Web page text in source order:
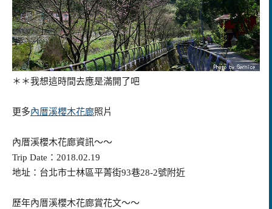
＊＊我想這時間去應是滿開了吧
更多內厝溪櫻木花廊照片
內厝溪櫻木花廊資訊～～
Trip Date：2018.02.19
地址：台北市士林區平菁街93巷28-2號附近
歷年內厝溪櫻木花廊賞花文～～